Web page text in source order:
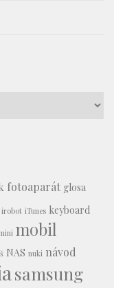
fotoaparát glosa
irobot iTunes keyboard
mobil
NAS nuki návod
samsung